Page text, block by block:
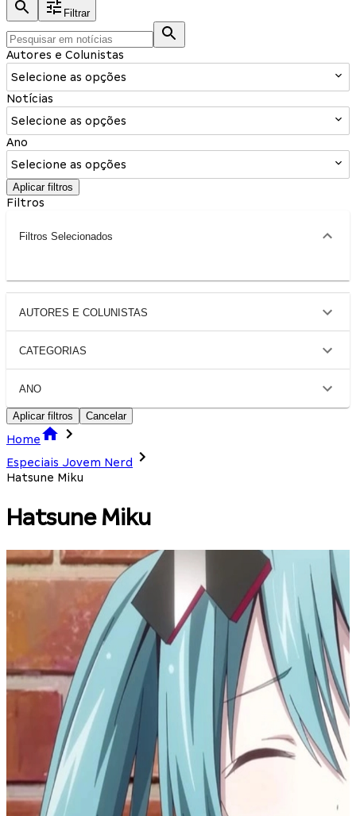
Filtrar
Autores e Colunistas
Selecione as opções
Notícias
Selecione as opções
Ano
Selecione as opções
Aplicar filtros
Filtros
Filtros Selecionados
AUTORES E COLUNISTAS
CATEGORIAS
ANO
Aplicar filtros Cancelar
Home
Especiais Jovem Nerd
Hatsune Miku
Hatsune Miku